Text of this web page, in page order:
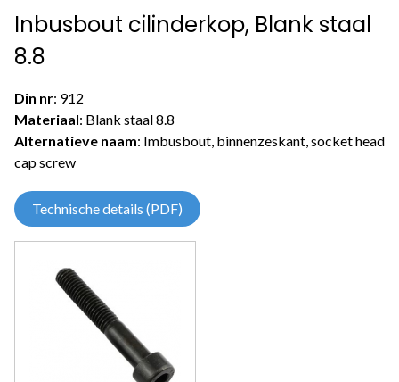
Inbusbout cilinderkop, Blank staal
8.8
Din nr: 912
Materiaal: Blank staal 8.8
Alternatieve naam: Imbusbout, binnenzeskant, socket head
cap screw
Technische details (PDF)